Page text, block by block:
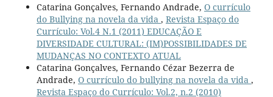
Catarina Gonçalves, Fernando Andrade, O currículo
do Bullying na novela da vida , Revista Espaço do
Currículo: Vol.4 N.1 (2011) EDUCAÇÃO E
DIVERSIDADE CULTURAL: (IM)POSSIBILIDADES DE
MUDANÇAS NO CONTEXTO ATUAL
Catarina Gonçalves, Fernando Cézar Bezerra de
Andrade, O currículo do bullying na novela da vida ,
Revista Espaço do Currículo: Vol.2, n.2 (2010)